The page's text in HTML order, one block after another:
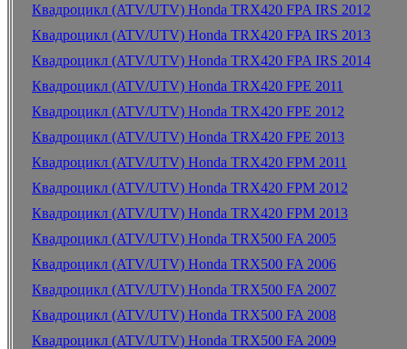
Квадроцикл (ATV/UTV) Honda TRX420 FPA IRS 2012
Квадроцикл (ATV/UTV) Honda TRX420 FPA IRS 2013
Квадроцикл (ATV/UTV) Honda TRX420 FPA IRS 2014
Квадроцикл (ATV/UTV) Honda TRX420 FPE 2011
Квадроцикл (ATV/UTV) Honda TRX420 FPE 2012
Квадроцикл (ATV/UTV) Honda TRX420 FPE 2013
Квадроцикл (ATV/UTV) Honda TRX420 FPM 2011
Квадроцикл (ATV/UTV) Honda TRX420 FPM 2012
Квадроцикл (ATV/UTV) Honda TRX420 FPM 2013
Квадроцикл (ATV/UTV) Honda TRX500 FA 2005
Квадроцикл (ATV/UTV) Honda TRX500 FA 2006
Квадроцикл (ATV/UTV) Honda TRX500 FA 2007
Квадроцикл (ATV/UTV) Honda TRX500 FA 2008
Квадроцикл (ATV/UTV) Honda TRX500 FA 2009